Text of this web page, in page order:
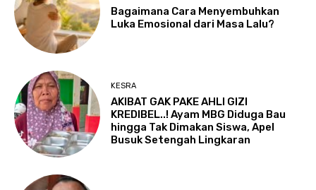
Bagaimana Cara Menyembuhkan
Luka Emosional dari Masa Lalu?
KESRA
AKIBAT GAK PAKE AHLI GIZI
KREDIBEL..! Ayam MBG Diduga Bau
hingga Tak Dimakan Siswa, Apel
Busuk Setengah Lingkaran